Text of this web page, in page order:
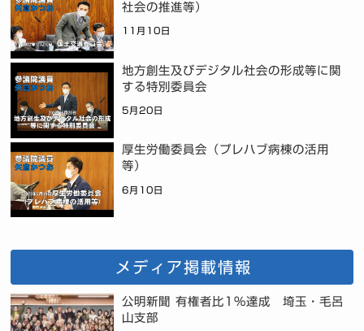
社会の推進等）
11月10日
地方創生及びデジタル社会の形成等に関
する特別委員会
5月20日
厚生労働委員会（プレハブ病棟の活用
等）
6月10日
メディア掲載情報
公明新聞 有権者比1%達成 埼玉・毛呂
山支部